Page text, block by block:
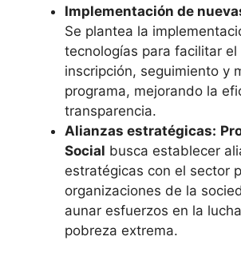
Implementación de
Se plantea la
tecnologías para facilitar el
inscripción, seguimiento y
programa, mejorando la
transparencia.
Alianzas estratégicas:
Social busca establecer
estratégicas con el sector
organizaciones de la
aunar esfuerzos en la
pobreza extrema.